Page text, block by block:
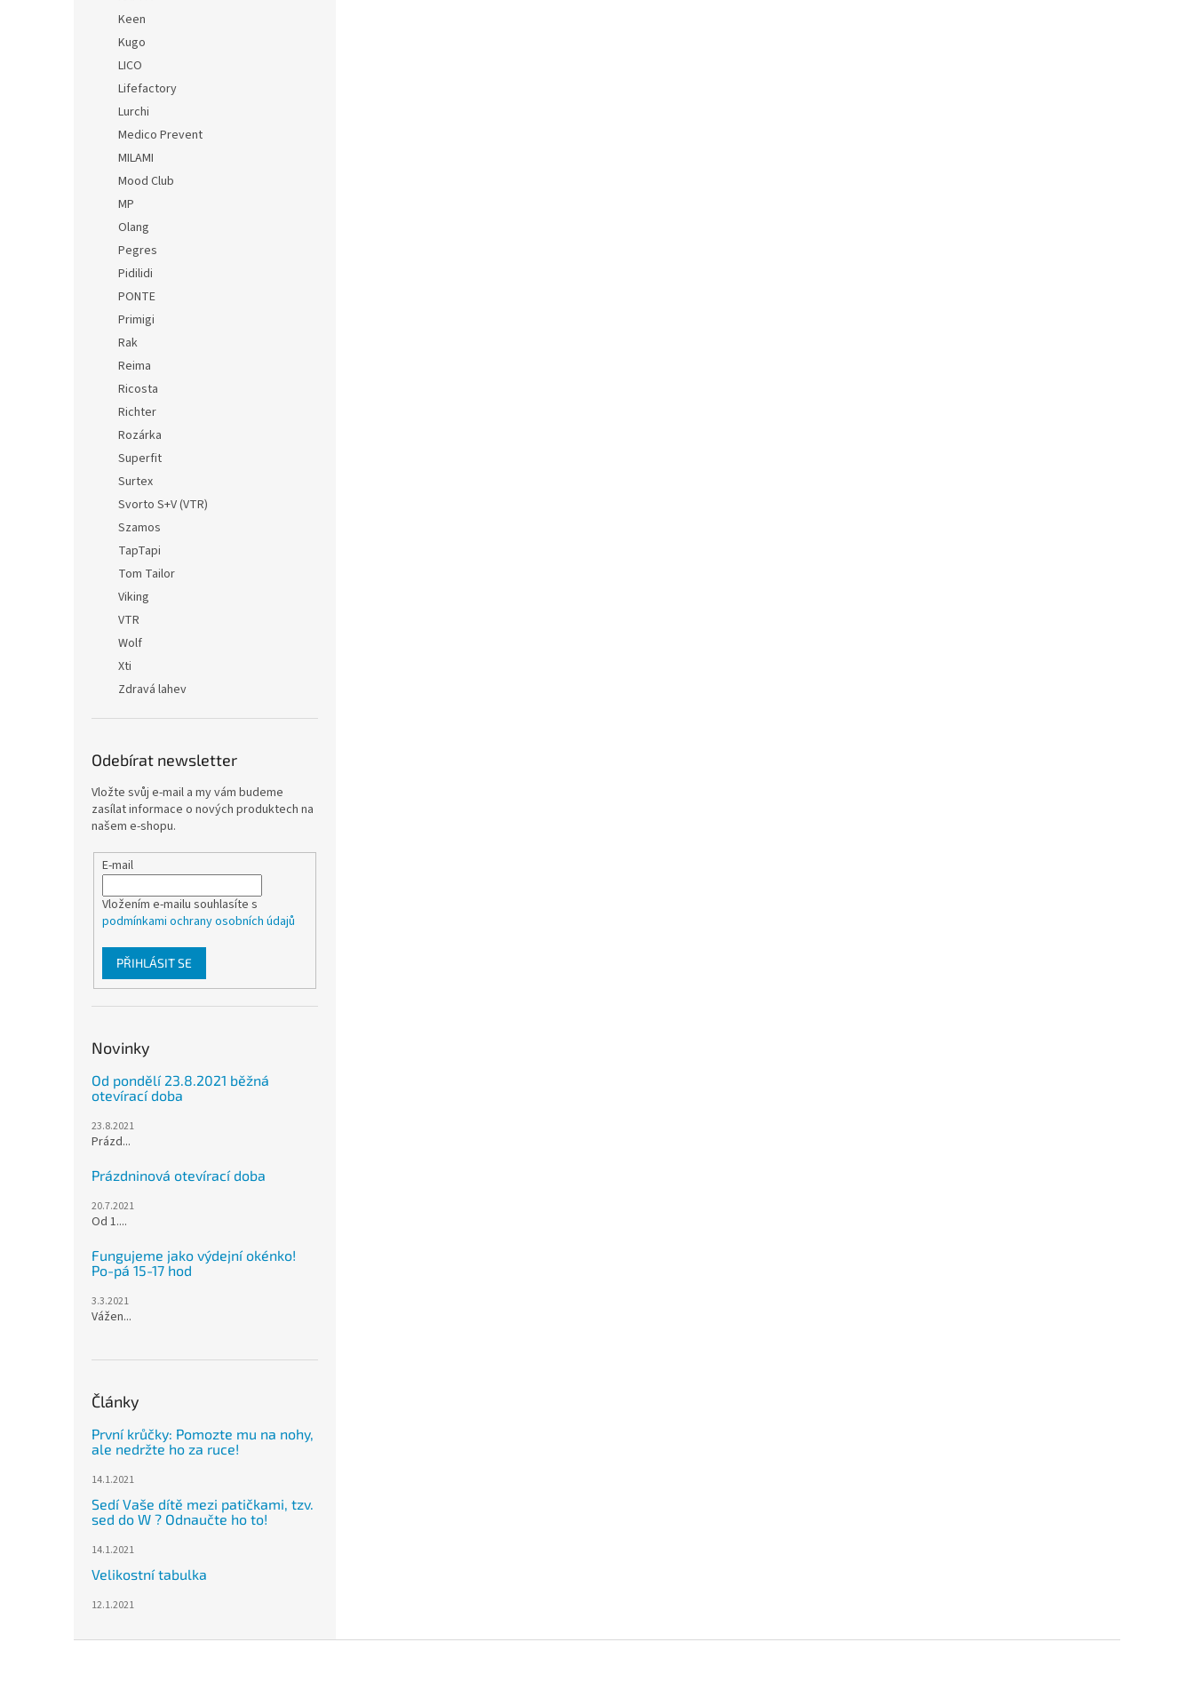
Keen
Kugo
LICO
Lifefactory
Lurchi
Medico Prevent
MILAMI
Mood Club
MP
Olang
Pegres
Pidilidi
PONTE
Primigi
Rak
Reima
Ricosta
Richter
Rozárka
Superfit
Surtex
Svorto S+V (VTR)
Szamos
TapTapi
Tom Tailor
Viking
VTR
Wolf
Xti
Zdravá lahev
Odebírat newsletter
Vložte svůj e-mail a my vám budeme
zasílat informace o nových produktech na
našem e-shopu.
E-mail
Vložením e-mailu souhlasíte s
podmínkami ochrany osobních údajů
PŘIHLÁSIT SE
Novinky
Od pondělí 23.8.2021 běžná
otevírací doba
23.8.2021
Prázd...
Prázdninová otevírací doba
20.7.2021
Od 1....
Fungujeme jako výdejní okénko!
Po-pá 15-17 hod
3.3.2021
Vážen...
Články
První krůčky: Pomozte mu na nohy,
ale nedržte ho za ruce!
14.1.2021
Sedí Vaše dítě mezi patičkami, tzv.
sed do W ? Odnaučte ho to!
14.1.2021
Velikostní tabulka
12.1.2021